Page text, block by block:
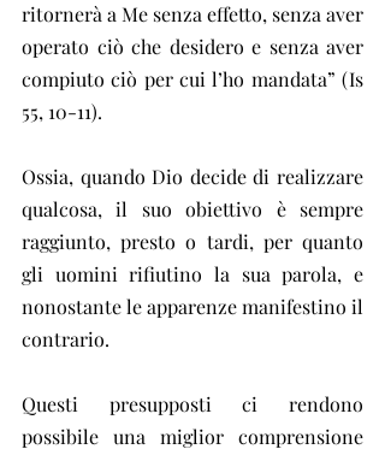
ritornerà a Me senza effetto, senza aver
operato ciò che desidero e senza aver
compiuto ciò per cui l’ho mandata” (Is
55, 10-11).
Ossia, quando Dio decide di realizzare
qualcosa, il suo obiettivo è sempre
raggiunto, presto o tardi, per quanto
gli uomini rifiutino la sua parola, e
nonostante le apparenze manifestino il
contrario.
Questi presupposti ci rendono
possibile una miglior comprensione